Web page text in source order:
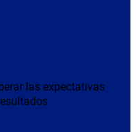
las expectativas